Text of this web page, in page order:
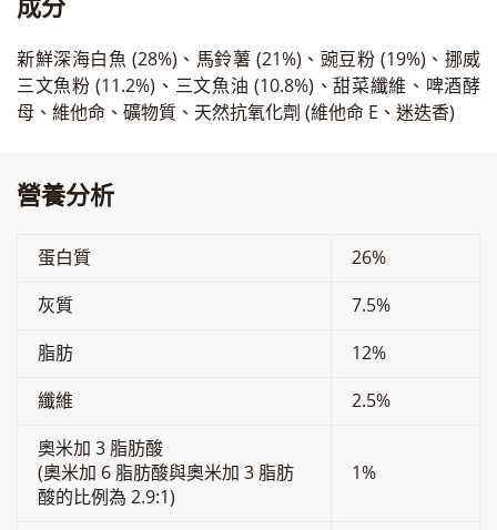
新鮮深海白魚 (28%)、馬鈴薯 (21%)、豌豆粉 (19%)、挪威
三文魚粉 (11.2%)、三文魚油 (10.8%)、甜菜纖維、啤酒酵
母、維他命、礦物質、天然抗氧化劑 (維他命 E、迷迭香)
營養分析
蛋白質
26%
灰質
7.5%
脂肪
12%
纖維
2.5%
奧米加 3 脂肪酸
(奧米加 6 脂肪酸與奧米加 3 脂肪
酸的比例為 2.9:1)
1%